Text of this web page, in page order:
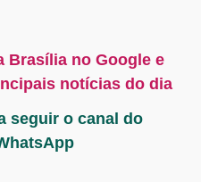
Brasília no Google e
notícias do dia
seguir o canal do